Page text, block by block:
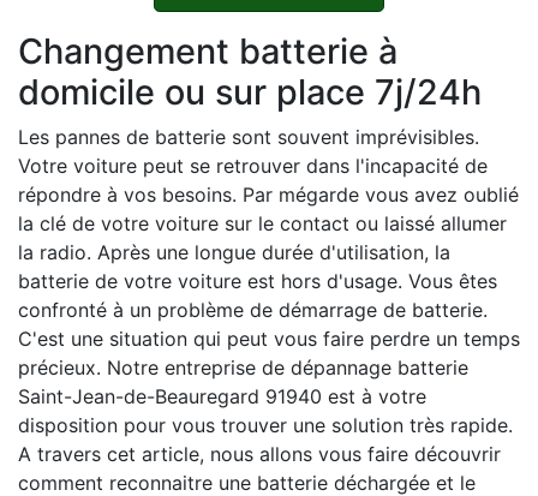
Changement batterie à
domicile ou sur place 7j/24h
Les pannes de batterie sont souvent imprévisibles.
Votre voiture peut se retrouver dans l'incapacité de
répondre à vos besoins. Par mégarde vous avez oublié
la clé de votre voiture sur le contact ou laissé allumer
la radio. Après une longue durée d'utilisation, la
batterie de votre voiture est hors d'usage. Vous êtes
confronté à un problème de démarrage de batterie.
C'est une situation qui peut vous faire perdre un temps
précieux. Notre entreprise de dépannage batterie
Saint-Jean-de-Beauregard 91940 est à votre
disposition pour vous trouver une solution très rapide.
A travers cet article, nous allons vous faire découvrir
comment reconnaitre une batterie déchargée et le